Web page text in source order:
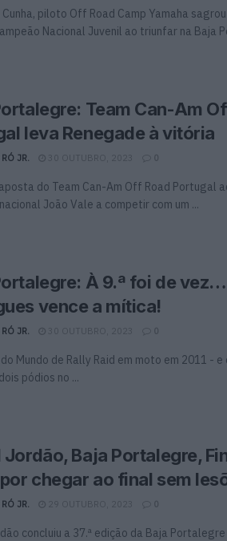
Cunha, piloto Off Road Camp Yamaha
Nacional Juvenil ao triunfar na Baja
Team Can-Am
leva Renegade à vitória
JR. 30 OUTUBRO, 2023 0
do Team Can-Am Off Road Portugal
João Vale a competir com um ...
À 9.ª foi de
vence a mítica!
JR. 30 OUTUBRO, 2023 0
Mundo de Rally Raid em moto em 2011 - e
pódios no ...
Jordão, Baja Portalegre,
por chegar ao final sem
JR. 29 OUTUBRO, 2023 0
concluiu a 37.ª edição da Baja Portalegre